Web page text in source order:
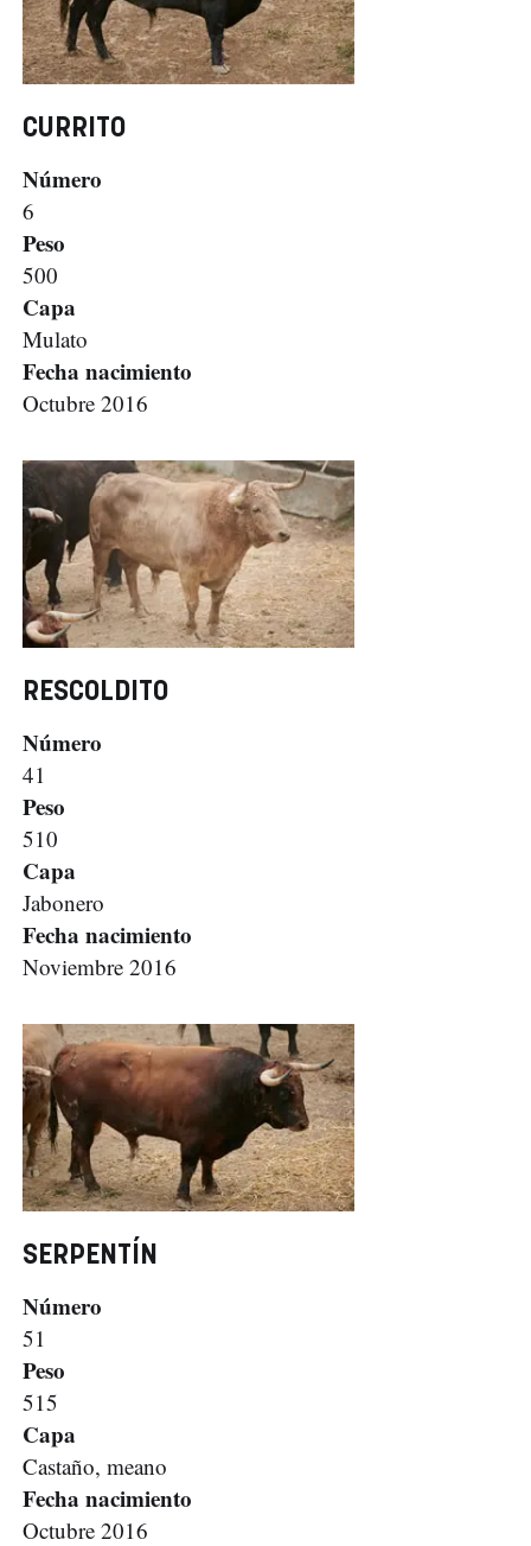
CURRITO
Número
6
Peso
500
Capa
Mulato
Fecha nacimiento
Octubre 2016
RESCOLDITO
Número
41
Peso
510
Capa
Jabonero
Fecha nacimiento
Noviembre 2016
SERPENTÍN
Número
51
Peso
515
Capa
Castaño, meano
Fecha nacimiento
Octubre 2016